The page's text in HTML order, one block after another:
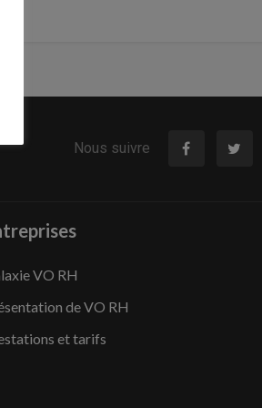
Nous suivre
VO RH
de VO RH
et tarifs